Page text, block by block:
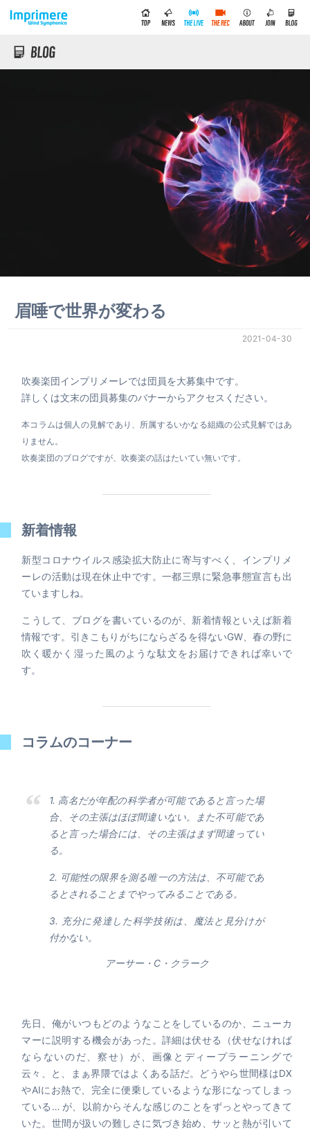
眉唾で世界が変わる
2021-04-30
吹奏楽団インプリメーレでは団員を大募集中です。
詳しくは文末の団員募集のバナーからアクセスください。
本コラムは個人の見解であり、所属するいかなる組織の公式見解ではあ
りません。
吹奏楽団のブログですが、吹奏楽の話はたいてい無いです。
新着情報
新型コロナウイルス感染拡大防止に寄与すべく、インプリメ
ーレの活動は現在休止中です。一都三県に緊急事態宣言も出
ていますしね。
こうして、ブログを書いているのが、新着情報といえば新着
情報です。引きこもりがちにならざるを得ないGW、春の野に
吹く暖かく湿った風のような駄文をお届けできれば幸いで
す。
コラムのコーナー
1. 高名だが年配の科学者が可能であると言った場
合、その主張はほぼ間違いない。また不可能であ
ると言った場合には、その主張はまず間違ってい
る。
2. 可能性の限界を測る唯一の方法は、不可能であ
るとされることまでやってみることである。
3. 充分に発達した科学技術は、魔法と見分けが
付かない。
アーサー・C・クラーク
先日、俺がいつもどのようなことをしているのか、ニューカ
マーに説明する機会があった。詳細は伏せる（伏せなければ
ならないのだ、察せ）が、画像とディープラーニングで
云々、と、まぁ界隈ではよくある話だ。どうやら世間様はDX
やAIにお熱で、完全に便乗しているような形になってしまっ
ている… が、以前からそんな感じのことをずっとやってきて
いた。世間が扱いの難しさに気づき始め、サッと熱が引いて